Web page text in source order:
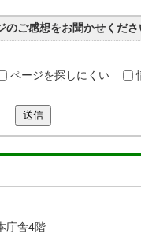
ご感想をお聞かせくださ
ページを探しにくい
送信
庁舎4階